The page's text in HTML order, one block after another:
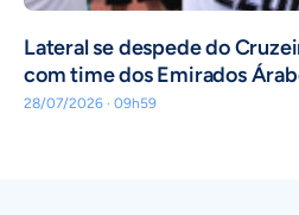
Lateral se despede do
com time dos Emirados
28/07/2026 · 09h59